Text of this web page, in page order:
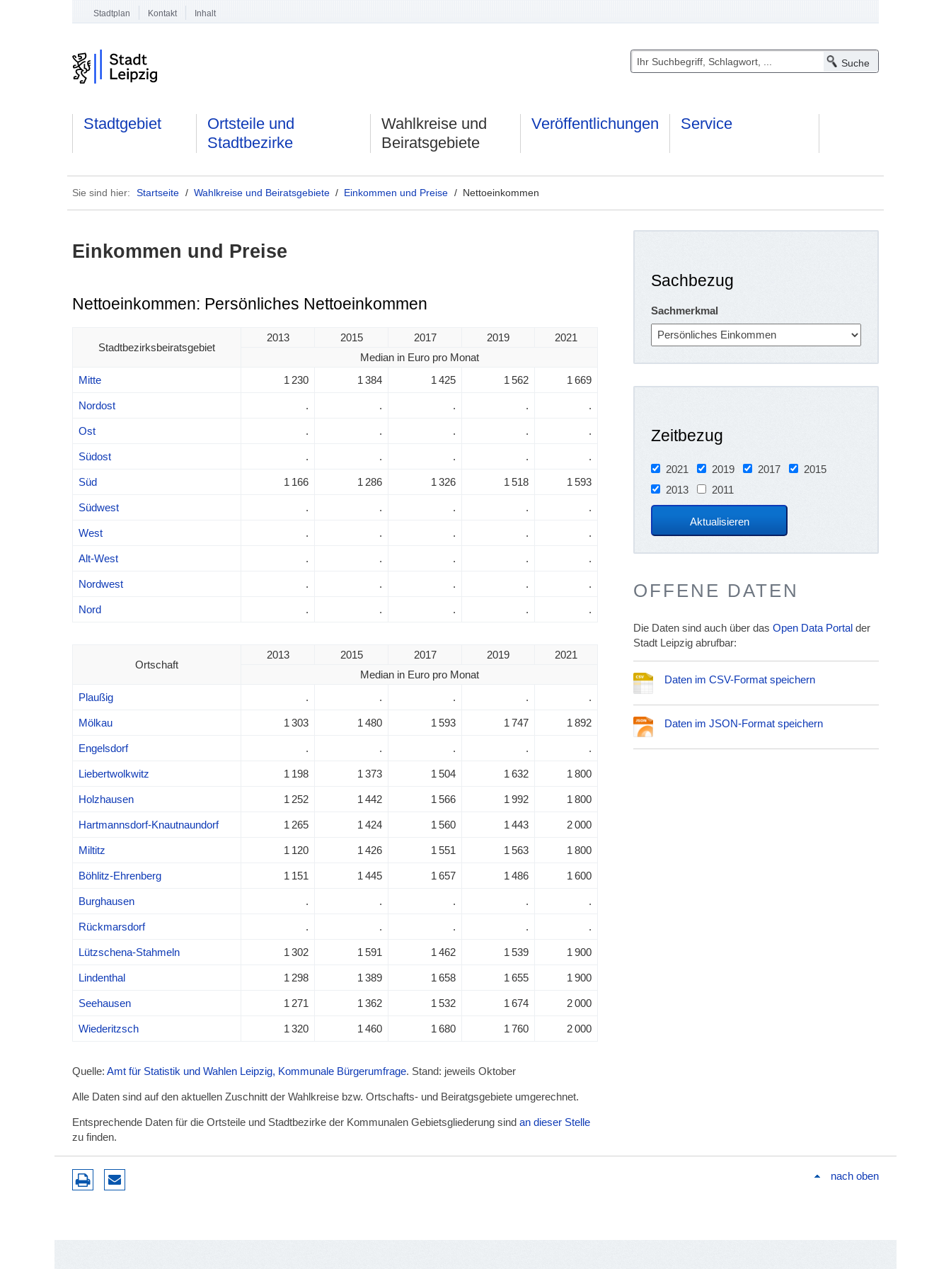
Stadtplan Kontakt Inhalt
Stadtgebiet
Ortsteile und
Stadtbezirke
Wahlkreise und
Beiratsgebiete
Veröffentlichungen Service
Sie sind hier: Startseite / Wahlkreise und Beiratsgebiete / Einkommen und Preise / Nettoeinkommen
Einkommen und Preise
Nettoeinkommen: Persönliches Nettoeinkommen
Stadtbezirksbeiratsgebiet
2013 2015 2017 2019
2021
Median in Euro pro Monat
Mitte
1 230 1 384 1 425 1 562 1 669
Nordost . . . . .
Ost . . . . .
Südost . . . . .
Süd 1 166 1 286 1 326 1 518 1 593
Südwest . . . . .
West . . . . .
Alt-West . . . . .
Nordwest . . . . .
Nord . . . . .
Ortschaft
2013 2015 2017 2019
2021
Median in Euro pro Monat
Plaußig
. . . . .
Mölkau 1 303 1 480 1 593 1 747 1 892
Engelsdorf . . . . .
Liebertwolkwitz 1 198 1 373 1 504 1 632 1 800
Holzhausen 1 252 1 442 1 566 1 992 1 800
Hartmannsdorf-Knautnaundorf 1 265 1 424 1 560 1 443 2 000
Miltitz 1 120 1 426 1 551 1 563 1 800
Böhlitz-Ehrenberg 1 151 1 445 1 657 1 486 1 600
Burghausen . . . . .
Rückmarsdorf . . . . .
Lützschena-Stahmeln 1 302 1 591 1 462 1 539 1 900
Lindenthal 1 298 1 389 1 658 1 655 1 900
Seehausen 1 271 1 362 1 532 1 674 2 000
Wiederitzsch 1 320 1 460 1 680 1 760 2 000
Quelle: Amt für Statistik und Wahlen Leipzig, Kommunale Bürgerumfrage. Stand: jeweils Oktober
Alle Daten sind auf den aktuellen Zuschnitt der Wahlkreise bzw. Ortschafts- und Beiratgsgebiete umgerechnet.
Entsprechende Daten für die Ortsteile und Stadtbezirke der Kommunalen Gebietsgliederung sind an dieser Stelle
zu finden.
Sachbezug
Sachmerkmal
Zeitbezug
2021 2019 2017
2015
2013
2011
OFFENE DATEN
Die Daten sind auch über dasOpen Data Portal der
Stadt Leipzig abrufbar:
Daten im CSV-Format speichern
Daten im JSON-Format speichern
nach oben